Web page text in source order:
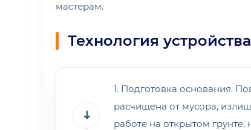
мастерам.
Технология
1. Подготовка основания.
расчищена от мусора,
работе на открытом